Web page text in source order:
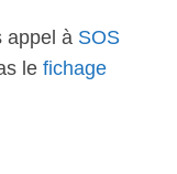
appel à SOS
le fichage